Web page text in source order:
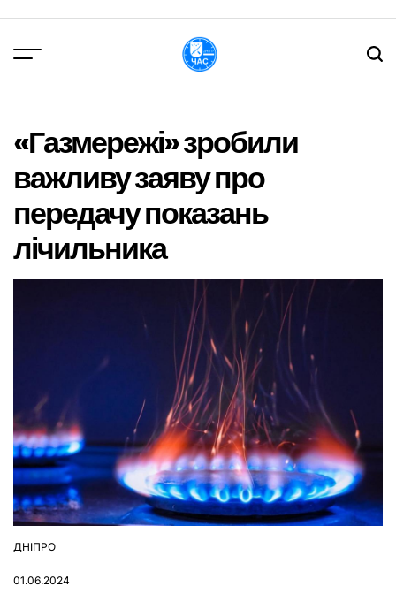
вмісту
«Газмережі» зробили
важливу заяву про
передачу показань
лічильника
ОПУБЛІКУВАТИ
ДНІПРО
01.06.2024